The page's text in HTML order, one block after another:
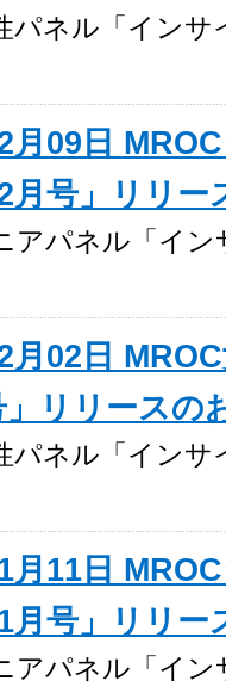
パネル「イン
月09日
月号」リリー
アパネル「イ
月02日
」リリースの
パネル「イン
月11日
月号」リリー
アパネル「イ